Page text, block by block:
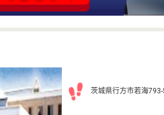
茨城県行方市若海793-